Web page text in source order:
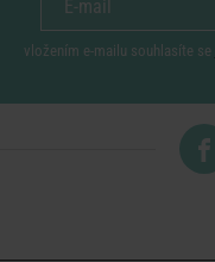
vložením e-mailu souhlasíte se